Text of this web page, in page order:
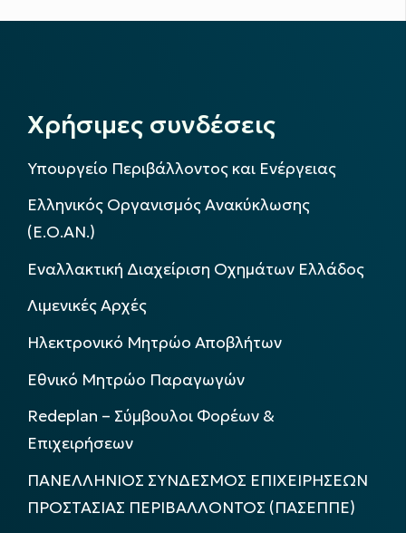
Χρήσιμες συνδέσεις
Υπουργείο Περιβάλλοντος και Ενέργειας
Ελληνικός Οργανισμός Ανακύκλωσης
(Ε.Ο.ΑΝ.)
Εναλλακτική Διαχείριση Οχημάτων Ελλάδος
Λιμενικές Αρχές
Ηλεκτρονικό Μητρώο Αποβλήτων
Εθνικό Μητρώο Παραγωγών
Redeplan – Σύμβουλοι Φορέων &
Επιχειρήσεων
ΠΑΝΕΛΛΗΝΙΟΣ ΣΥΝΔΕΣΜΟΣ ΕΠΙΧΕΙΡΗΣΕΩΝ
ΠΡΟΣΤΑΣΙΑΣ ΠΕΡΙΒΑΛΛΟΝΤΟΣ (ΠΑΣΕΠΠΕ)